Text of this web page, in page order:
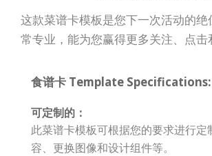
这款菜谱卡模板是您下一次活动的
常专业，能为您赢得更多关注、点击
食谱卡 Template Specifications:
可定制的：
此菜谱卡模板可根据您的要求进行定
容、更换图像和设计组件等。